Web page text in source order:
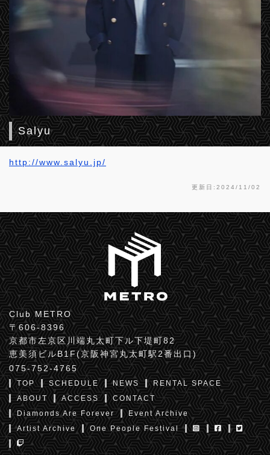
Salyu
http://www.salyu.jp/
更新日:2024/11/02
Club METRO
〒606-8396
京都市左京区川端丸太町下ル下堤町82
恵美須ビルB1F(京阪神宮丸太町駅2番出口)
075-752-4765
TOP SCHEDULE NEWS
RENTAL SPACE
ABOUT
ACCESS
CONTACT
Diamonds Are Forever
Event Archive
Artist Archive
One People Festival